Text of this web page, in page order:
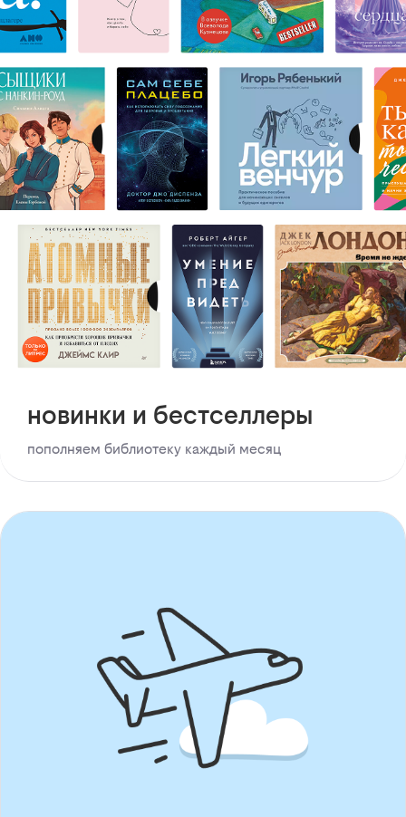
новинки и бестселлеры
пополняем библиотеку каждый месяц